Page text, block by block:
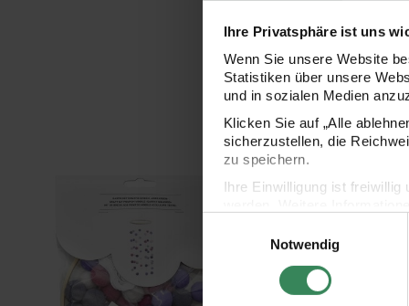
Ihre Privatsphäre ist uns
Wenn Sie unsere Website
Statistiken über unsere
und in sozialen Medien
Klicken Sie auf „Alle
sicherzustellen, die
zu speichern.
Ihre Einwilligung ist freiwillig
Impressum
Datenschutz
Notwendig
Bastelset Pompon Mobile erdfarben